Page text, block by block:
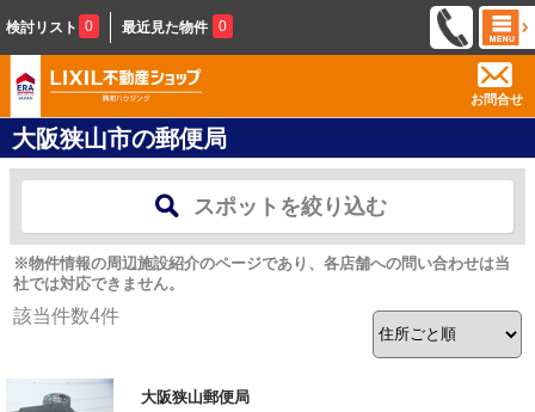
検討リスト 0 最近見た物件 0
お問合せ
大阪狭山市の郵便局
スポットを絞り込む
※物件情報の周辺施設紹介のページであり、各店舗への問い合わせは当
社では対応できません。
該当件数4件
大阪狭山郵便局